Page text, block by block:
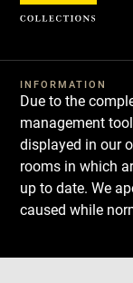
INFORMATION
Due to the
management
displayed in our
rooms in which
up to date. We
caused while
Download
Next
Previous
Cookies